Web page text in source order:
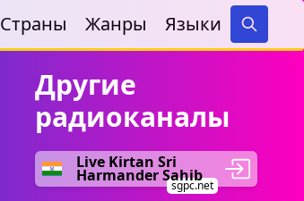
Страны Жанры Языки
Search
Другие
радиоканалы
Live Kirtan Sri
Harmander Sahib
sgpc.net